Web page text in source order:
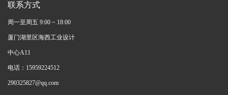
联系方式
周一至周五 9:00 ~ 18:00
厦门湖里区海西工业设计
中心A11
电话：15959224512
290325827@qq.com